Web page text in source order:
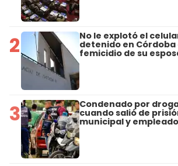
2 No le explotó el
detenido en
femicidio de su
3 Condenado por
cuando salió de
municipal y